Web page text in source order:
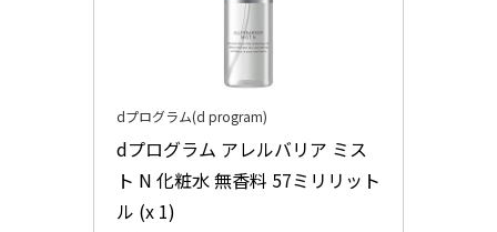
dプログラム(d program)
dプログラム アレルバリア ミス
ト N 化粧水 無香料 57ミリリット
ル (x 1)